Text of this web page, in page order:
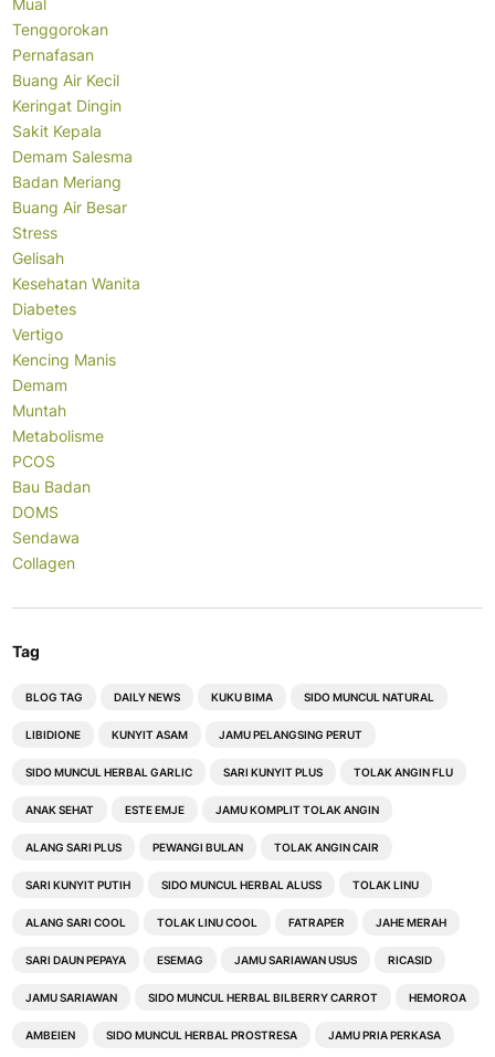
Mual
Tenggorokan
Pernafasan
Buang Air Kecil
Keringat Dingin
Sakit Kepala
Demam Salesma
Badan Meriang
Buang Air Besar
Stress
Gelisah
Kesehatan Wanita
Diabetes
Vertigo
Kencing Manis
Demam
Muntah
Metabolisme
PCOS
Bau Badan
DOMS
Sendawa
Collagen
Tag
BLOG TAG DAILY NEWS KUKU BIMA SIDO MUNCUL NATURAL
LIBIDIONE KUNYIT ASAM JAMU PELANGSING PERUT
SIDO MUNCUL HERBAL GARLIC SARI KUNYIT PLUS TOLAK ANGIN FLU
ANAK SEHAT ESTE EMJE JAMU KOMPLIT TOLAK ANGIN
ALANG SARI PLUS PEWANGI BULAN TOLAK ANGIN CAIR
SARI KUNYIT PUTIH SIDO MUNCUL HERBAL ALUSS TOLAK LINU
ALANG SARI COOL TOLAK LINU COOL FATRAPER JAHE MERAH
SARI DAUN PEPAYA ESEMAG JAMU SARIAWAN USUS RICASID
JAMU SARIAWAN SIDO MUNCUL HERBAL BILBERRY CARROT HEMOROA
AMBEIEN SIDO MUNCUL HERBAL PROSTRESA JAMU PRIA PERKASA